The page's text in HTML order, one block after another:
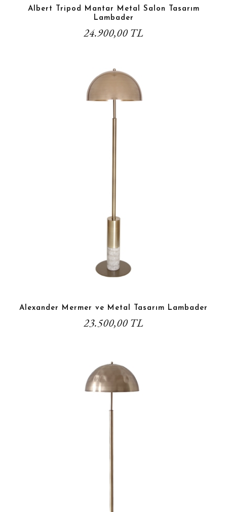
Albert Tripod Mantar Metal Salon Tasarım
Lambader
24.900,00 TL
Alexander Mermer ve Metal Tasarım Lambader
23.500,00 TL